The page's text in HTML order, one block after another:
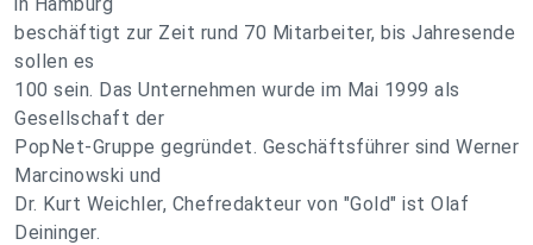
beschäftigt zur Zeit rund 70 Mitarbeiter, bis Jahresende
sollen es
100 sein. Das Unternehmen wurde im Mai 1999 als
Gesellschaft der
PopNet-Gruppe gegründet. Geschäftsführer sind Werner
Marcinowski und
Dr. Kurt Weichler, Chefredakteur von "Gold" ist Olaf
Deininger.